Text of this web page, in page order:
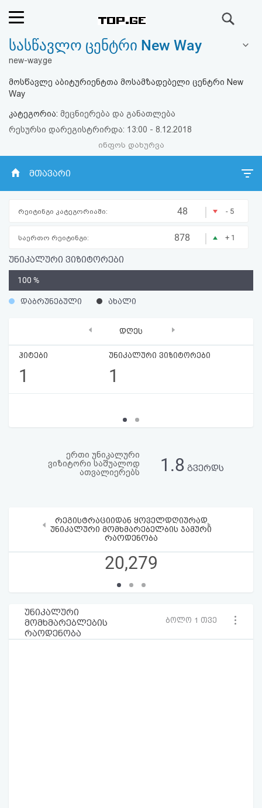
რეიტინგი
კითხვა-
პასუხი
რეგისტრაცია
აღდგენა
HTML
სალიცენზიო
შეთანხმება
სასწავლო ცენტრი New Way
new-way.ge
მოსწავლე აბიტურიენტთა მოსამზადებელი ცენტრი New
Way
კატეგორია: მეცნიერება და განათლება
რესურსი დარეგისტრირდა: 13:00 - 8.12.2018
ინფოს დახურვა
მთავარი
რეიტინგი კატეგორიაში: 48 | - 5
საერთო რეიტინგი: 878 | + 1
უნიკალური ვიზიტორები
%
100 %
დაბრუნებული ახალი
დღეს
ჰიტები
1
უნიკალური ვიზიტორები
1
‹ ›
ერთი უნიკალური
ვიზიტორი საშუალოდ
ათვალიერებს
1.8 გვერდს
რეგისტრაციიდან ყოველდღიურად
უნიკალური მომხმარებელბის ჯამური
რაოდენობა
20,279
‹ ›
უნიკალური
მომხმარებლების
რაოდენობა
ბოლო 1 თვე